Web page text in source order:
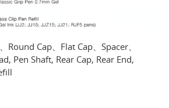
Round Cap、Flat Cap、Spacer、
Pen Shaft, Rear Cap, Rear End,